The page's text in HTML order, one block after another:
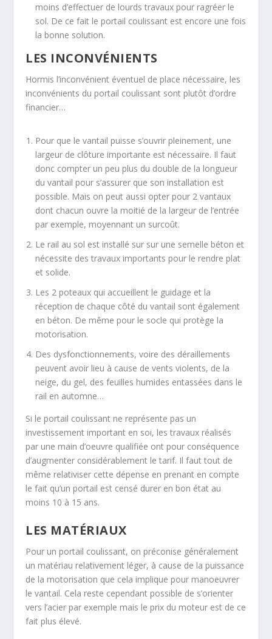
moins d’effectuer de lourds travaux pour ragréer le
sol. De ce fait le portail coulissant est encore une fois
la bonne solution.
LES INCONVÉNIENTS
Hormis l’inconvénient éventuel de place nécessaire, les
inconvénients du portail coulissant sont plutôt d’ordre
financier…
Pour que le vantail puisse s’ouvrir pleinement, une
largeur de clôture importante est nécessaire. Il faut
donc compter un peu plus du double de la longueur
du vantail pour s’assurer que son installation est
possible. Mais on peut aussi opter pour 2 vantaux
dont chacun ouvre la moitié de la largeur de l’entrée
par exemple, moyennant un surcoût.
Le rail au sol est installé sur sur une semelle béton et
nécessite des travaux importants pour le rendre plat
et solide.
Les 2 poteaux qui accueillent le guidage et la
réception de chaque côté du vantail sont également
en béton. De même pour le socle qui protège la
motorisation.
Des dysfonctionnements, voire des déraillements
peuvent avoir lieu à cause de vents violents, de la
neige, du gel, des feuilles humides entassées dans le
rail en automne…
Si le portail coulissant ne représente pas un
investissement important en soi, les travaux réalisés
par une main d’oeuvre qualifiée ont pour conséquence
d’augmenter considérablement le tarif. Il faut tout de
même relativiser cette dépense en prenant en compte
le fait qu’un portail est censé durer en bon état au
moins 10 à 15 ans.
LES MATÉRIAUX
Pour un portail coulissant, on préconise généralement
un matériau relativement léger, à cause de la puissance
de la motorisation que cela implique pour manoeuvrer
le vantail. Cela reste cependant possible de s’orienter
vers l’acier par exemple mais le prix du moteur est de ce
fait plus élevé.